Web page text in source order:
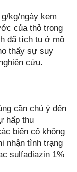
kg/ngày kem
của thỏ trong
đã tích tụ ở mô
thấy sự suy
cứu.
cần chú ý đến
hấp thu
biến cố không
nhận tình trạng
sulfadiazin 1%